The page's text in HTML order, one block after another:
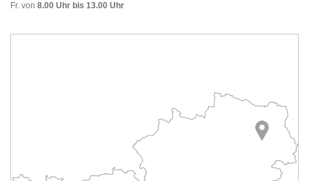
Fr. von 8.00 Uhr bis 13.00 Uhr